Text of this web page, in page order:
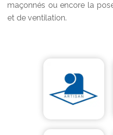
maçonnés ou encore la
et de ventilation.